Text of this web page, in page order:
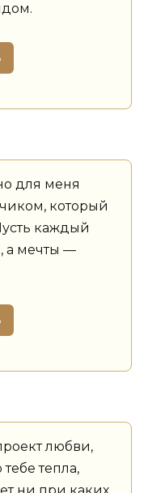
для меня
который
каждый
а мечты —
любви,
тепла,